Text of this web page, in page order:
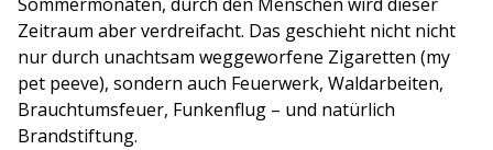
Zeitraum aber verdreifacht. Das geschieht nicht nicht
nur durch unachtsam weggeworfene Zigaretten (my
pet peeve), sondern auch Feuerwerk, Waldarbeiten,
Brauchtumsfeuer, Funkenflug – und natürlich
Brandstiftung.